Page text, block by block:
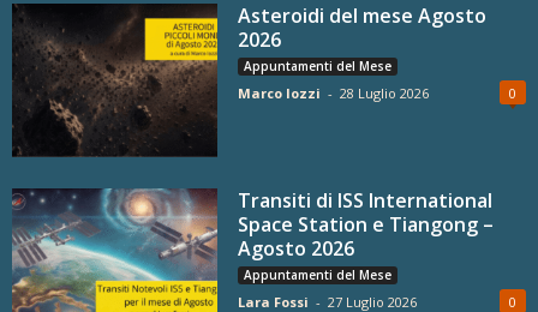
Asteroidi del mese Agosto
2026
Appuntamenti del Mese
Marco Iozzi - 28 Luglio 2026 0
Transiti di ISS International
Space Station e Tiangong –
Agosto 2026
Appuntamenti del Mese
Lara Fossi - 27 Luglio 2026 0